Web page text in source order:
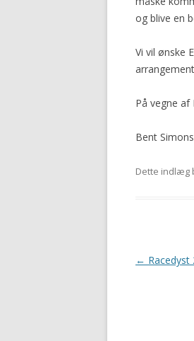
og blive en
Vi vil ønske
På vegne af
Bent
Dette indlæg
← Racedyst